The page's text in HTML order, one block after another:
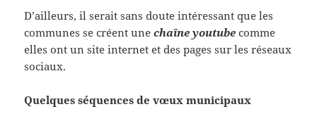
D’ailleurs, il serait sans doute intéressant que les
communes se créent unechaîne youtube comme
elles ont un site internet et des pages sur les réseaux
sociaux.
Quelques séquences de vœux municipaux